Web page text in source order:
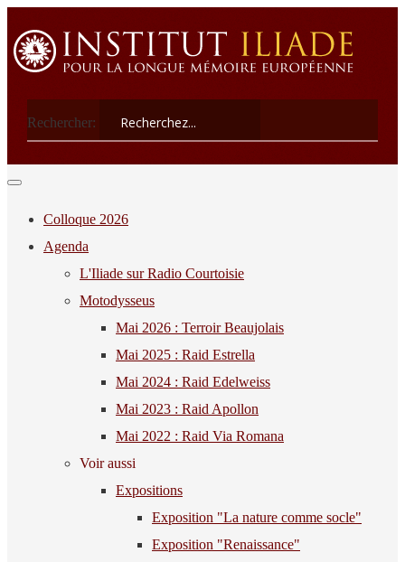
Rechercher:
Colloque 2026
Agenda
L'Iliade sur Radio Courtoisie
Motodysseus
Mai 2026 : Terroir Beaujolais
Mai 2025 : Raid Estrella
Mai 2024 : Raid Edelweiss
Mai 2023 : Raid Apollon
Mai 2022 : Raid Via Romana
Voir aussi
Expositions
Exposition "La nature comme socle"
Exposition "Renaissance"